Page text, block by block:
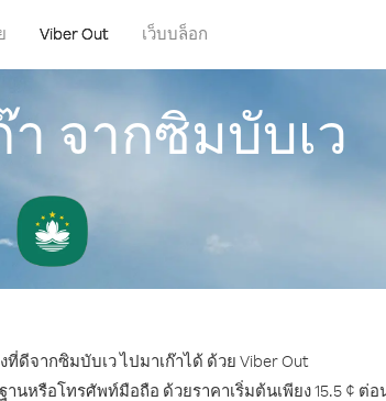
Viber Out เว็บบล็อก
จากซิมบับเว
จากซิมบับเว ไปมาเก๊าได้ ด้วย Viber Out
หรือโทรศัพท์มือถือ ด้วยราคาเริ่มต้นเพียง 15.5 ¢ ต่อ